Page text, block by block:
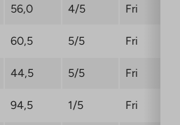
56,0 4/5 Fri
60,5 5/5 Fri
44,5 5/5 Fri
94,5 1/5 Fri